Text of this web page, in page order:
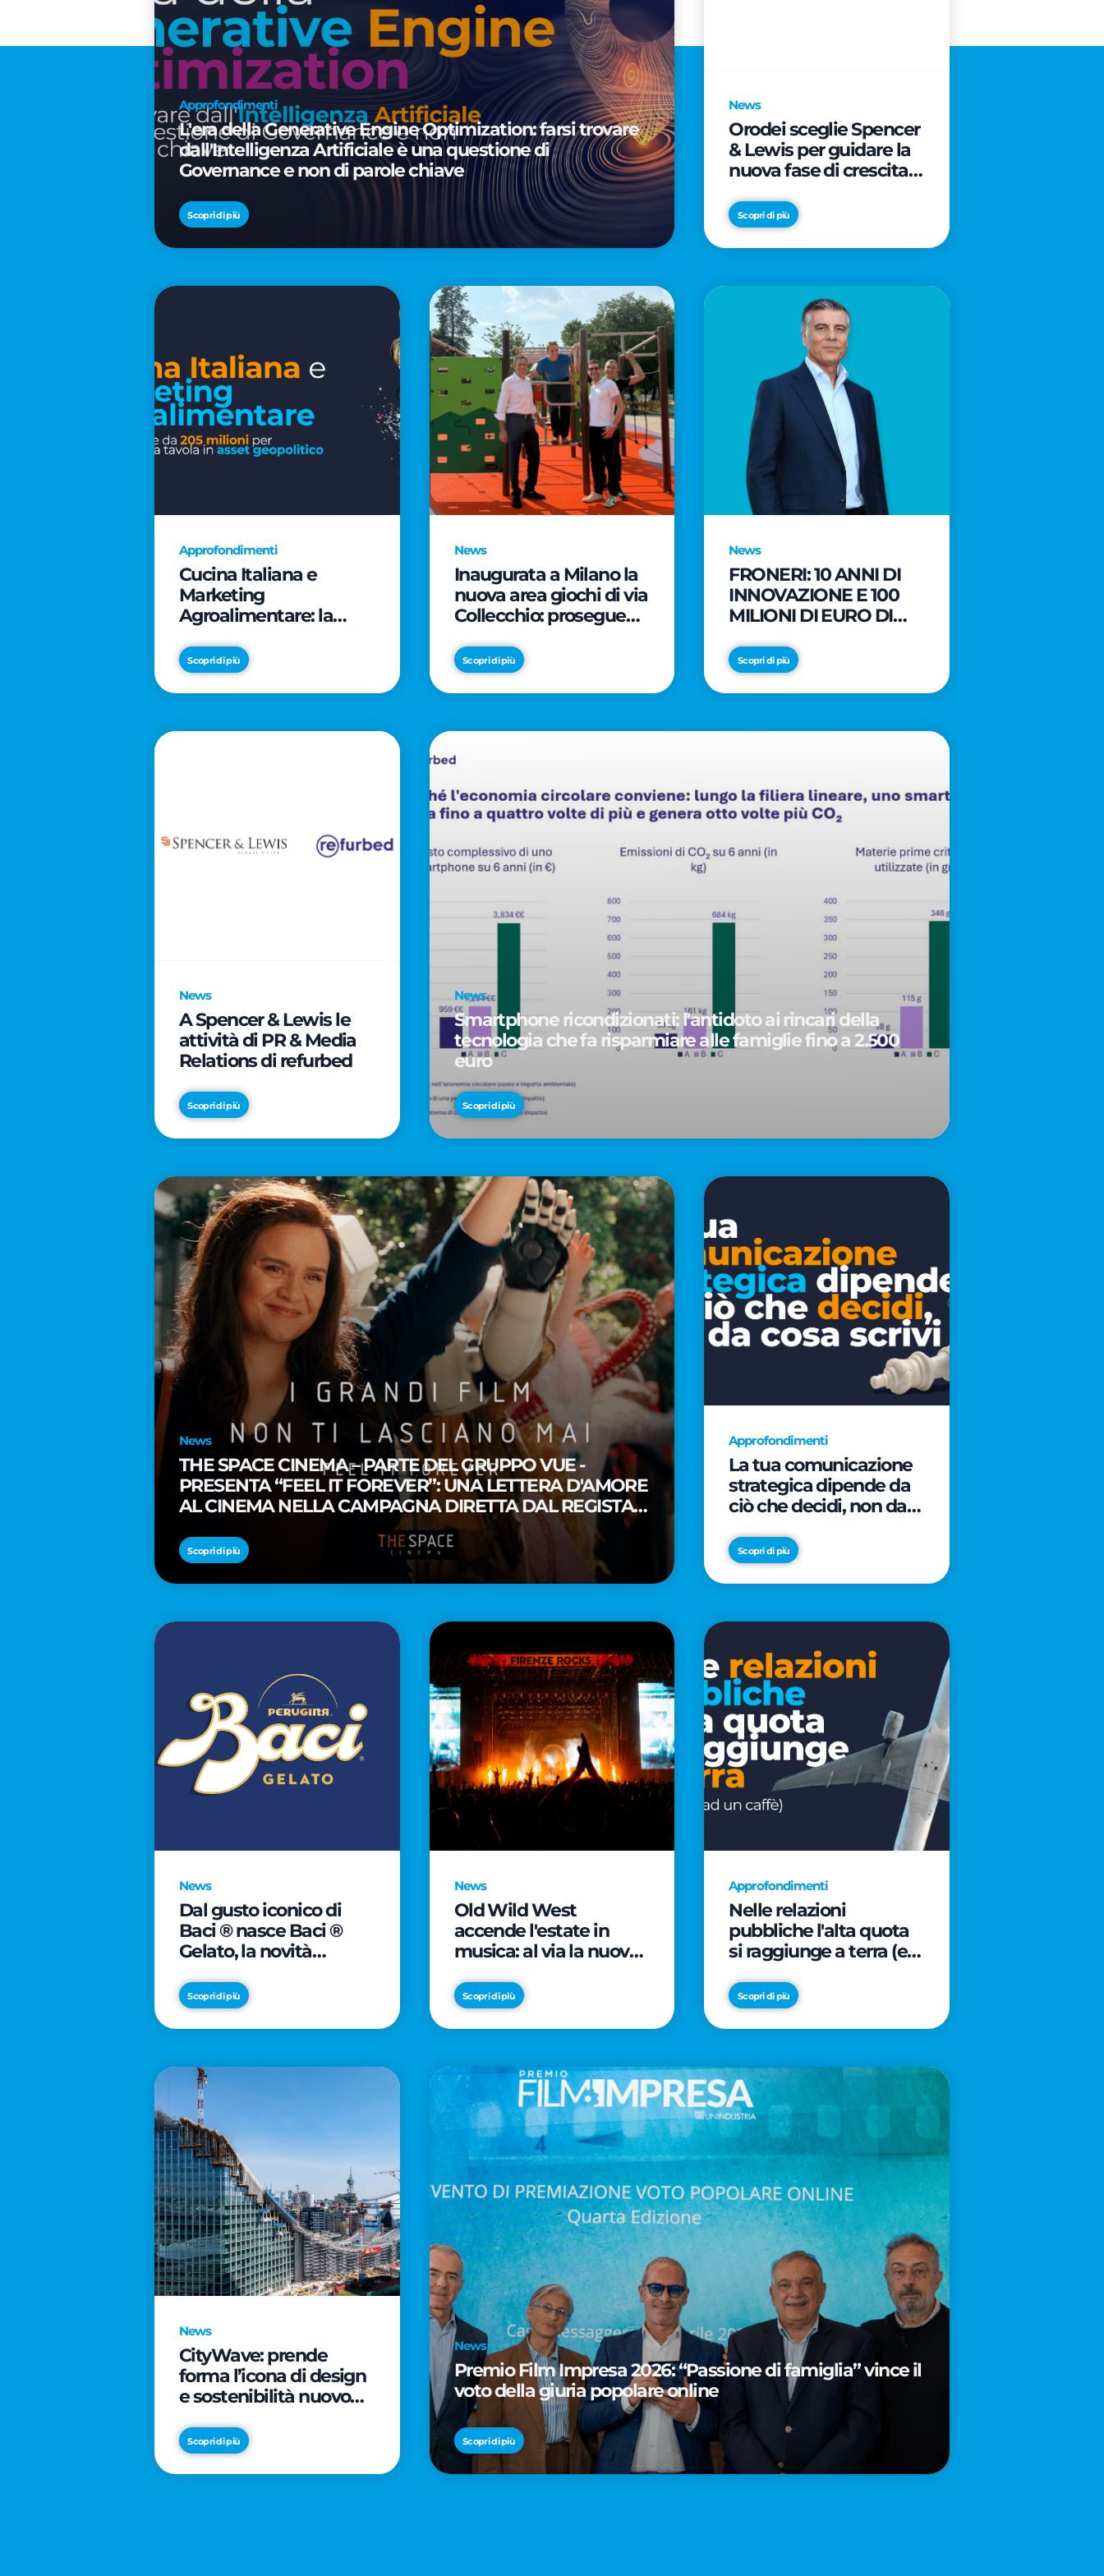
Approfondimenti
L'era della Generative Engine Optimization: farsi trovare
dall'Intelligenza Artificiale è una questione di
Governance e non di parole chiave
Scopri di più
News
Orodei sceglie Spencer
& Lewis per guidare la
nuova fase di crescita e
brand
Scopri di più
Approfondimenti
Cucina Italiana e
Marketing
Agroalimentare: la
milioni per trasformare
la tavola in asset
geopolitico
Scopri di più
News
Inaugurata a Milano la
nuova area giochi di via
Collecchio: prosegue
SmartCityLife per gli
spazi pubblici del
Municipio 8
Scopri di più
News
FRONERI: 10 ANNI DI
INNOVAZIONE E 100
MILIONI DI EURO DI
PER LO SVILUPPO DEL
MERCATO ITALIANO
DEL GELATO
Scopri di più
News
A Spencer & Lewis le
attività di PR & Media
Relations di refurbed
Scopri di più
News
Smartphone ricondizionati: l'antidoto ai rincari della
tecnologia che fa risparmiare alle famiglie fino a 2.500
euro
Scopri di più
News
THE SPACE CINEMA – PARTE DEL GRUPPO VUE -
PRESENTA “FEEL IT FOREVER”: UNA LETTERA D'AMORE
AL CINEMA NELLA CAMPAGNA DIRETTA DAL REGISTA
PREMIO OSCAR® TAIKA WAITITI
Scopri di più
Approfondimenti
La tua comunicazione
strategica dipende da
ciò che decidi, non da
Scopri di più
News
Dal gusto iconico di
Baci ® nasce Baci ®
Gelato, la novità
Scopri di più
News
Old Wild West
accende l'estate in
musica: al via la nuova
e le prestigiose
partnership con Radio
Italia e Live Nation
Scopri di più
Approfondimenti
Nelle relazioni
pubbliche l'alta quota
si raggiunge a terra (e
Scopri di più
News
CityWave: prende
forma l’icona di design
e sostenibilità nuovo
Scopri di più
News
Premio Film Impresa 2026: “Passione di famiglia” vince il
voto della giuria popolare online
Scopri di più